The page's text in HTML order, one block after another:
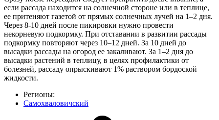
если рассада находится на солнечной стороне или в теплице,
ее притеняют газетой от прямых солнечных лучей на 1–2 дня.
Через 8-10 дней после пикировки нужно провести
некорневую подкормку. При отставании в развитии рассады
подкормку повторяют через 10–12 дней. За 10 дней до
высадки рассады на огород ее закаливают. За 1–2 дня до
высадки растений в теплицу, в целях профилактики от
болезней, рассаду опрыскивают 1% раствором бордоской
жидкости.
Регионы:
Самохваловичский